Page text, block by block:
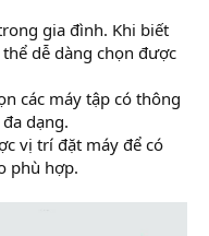
gia đình. Khi biết
dễ dàng chọn được
các máy tập có thông
dạng.
vị trí đặt máy để có
phù hợp.